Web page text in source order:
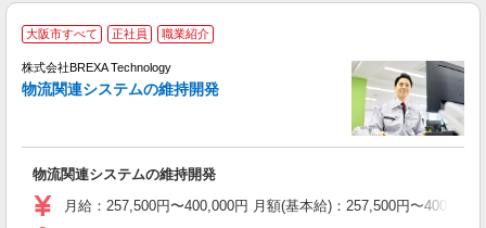
大阪市すべて 正社員 職業紹介
株式会社BREXA Technology
物流関連システムの維持開発
物流関連システムの維持開発
月給：257,500円〜400,000円 月額(基本給)：257,500円〜